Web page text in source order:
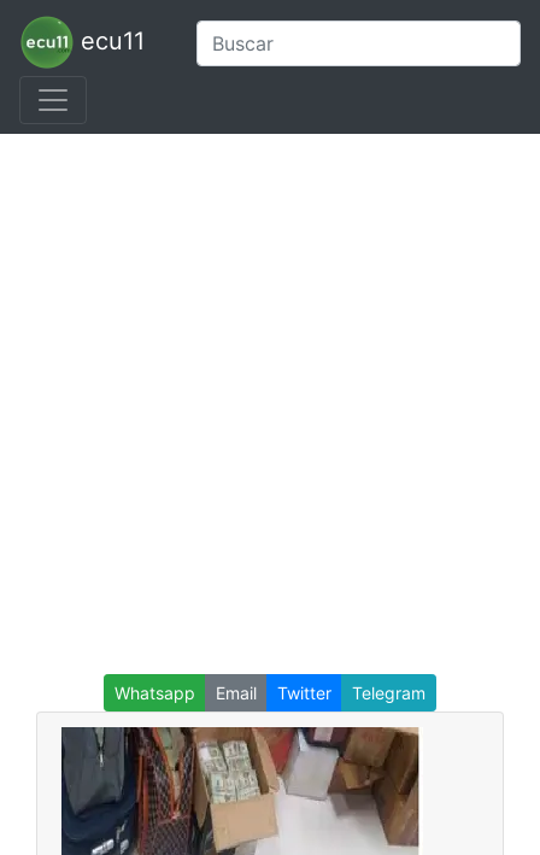
ecu11
Whatsapp Email Twitter Telegram